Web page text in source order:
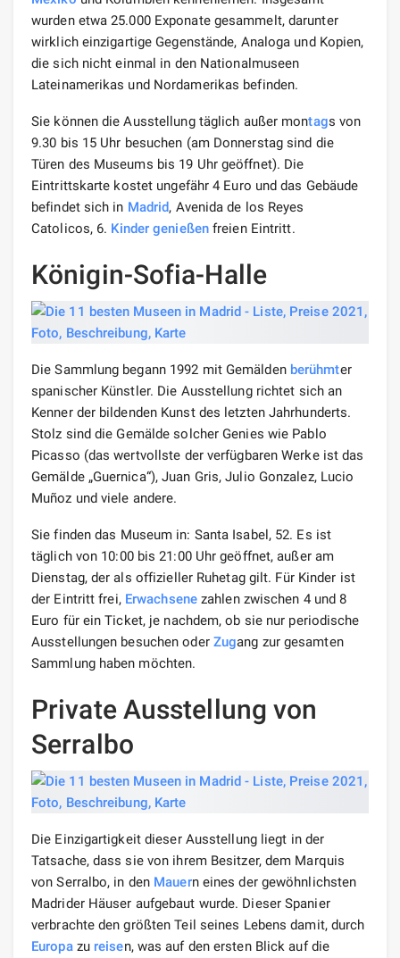
wurden etwa 25.000 Exponate gesammelt, darunter
wirklich einzigartige Gegenstände, Analoga und Kopien,
die sich nicht einmal in den Nationalmuseen
Lateinamerikas und Nordamerikas befinden.
Sie können die Ausstellung täglich außer montags von
9.30 bis 15 Uhr besuchen (am Donnerstag sind die
Türen des Museums bis 19 Uhr geöffnet). Die
Eintrittskarte kostet ungefähr 4 Euro und das Gebäude
befindet sich in Madrid, Avenida de los Reyes
Catolicos, 6. Kinder genießenfreien Eintritt.
Königin-Sofia-Halle
Die Sammlung begann 1992 mit Gemälden berühmter
spanischer Künstler. Die Ausstellung richtet sich an
Kenner der bildenden Kunst des letzten Jahrhunderts.
Stolz sind die Gemälde solcher Genies wie Pablo
Picasso (das wertvollste der verfügbaren Werke ist das
Gemälde „Guernica“), Juan Gris, Julio Gonzalez, Lucio
Muñoz und viele andere.
Sie finden das Museum in: Santa Isabel, 52. Es ist
täglich von 10:00 bis 21:00 Uhr geöffnet, außer am
Dienstag, der als offizieller Ruhetag gilt. Für Kinder ist
der Eintritt frei, Erwachsenezahlen zwischen 4 und 8
Euro für ein Ticket, je nachdem, ob sie nur periodische
Ausstellungen besuchen oder Zugang zur gesamten
Sammlung haben möchten.
Private Ausstellung von
Serralbo
Die Einzigartigkeit dieser Ausstellung liegt in der
Tatsache, dass sie von ihrem Besitzer, dem Marquis
von Serralbo, in den Mauern eines der gewöhnlichsten
Madrider Häuser aufgebaut wurde. Dieser Spanier
verbrachte den größten Teil seines Lebens damit, durch
Europazu reisen, was auf den ersten Blick auf die